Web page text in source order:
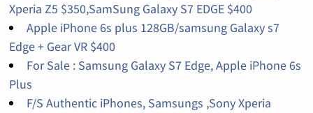
Xperia Z5 $350,SamSung Galaxy S7 EDGE $400
Apple iPhone 6s plus 128GB/samsung Galaxy s7
Edge + Gear VR $400
For Sale : Samsung Galaxy S7 Edge, Apple iPhone 6s
Plus
F/S Authentic iPhones, Samsungs ,Sony Xperia